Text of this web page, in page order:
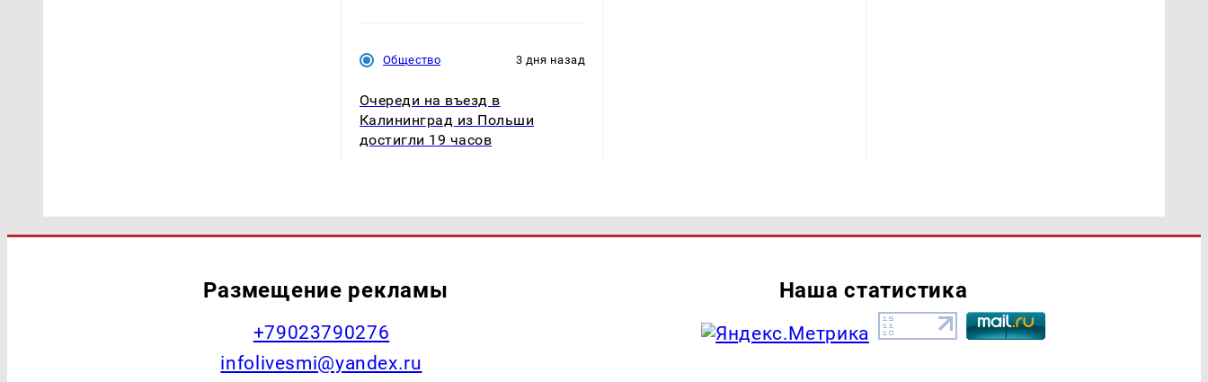
Общество 3 дня назад
Очереди на въезд в
Калининград из Польши
достигли 19 часов
Размещение рекламы
+79023790276
infolivesmi@yandex.ru
Наша статистика